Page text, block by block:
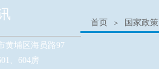
首页 ＞ 国家政策
黄埔区海员路97
、604房